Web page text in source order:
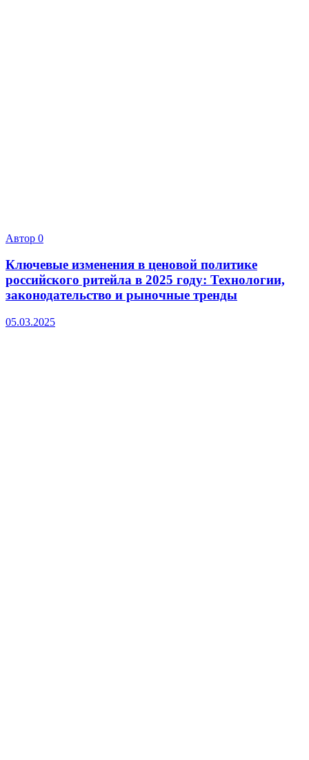
Автор 0
Ключевые изменения в ценовой политике
российского ритейла в 2025 году: Технологии,
законодательство и рыночные тренды
05.03.2025